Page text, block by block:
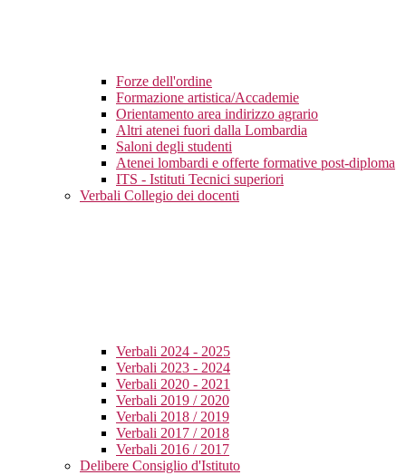
Forze dell'ordine
Formazione artistica/Accademie
Orientamento area indirizzo agrario
Altri atenei fuori dalla Lombardia
Saloni degli studenti
Atenei lombardi e offerte formative post-diploma
ITS - Istituti Tecnici superiori
Verbali Collegio dei docenti
Verbali 2024 - 2025
Verbali 2023 - 2024
Verbali 2020 - 2021
Verbali 2019 / 2020
Verbali 2018 / 2019
Verbali 2017 / 2018
Verbali 2016 / 2017
Delibere Consiglio d'Istituto